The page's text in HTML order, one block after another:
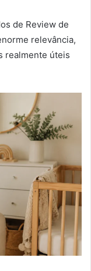
de Review de
relevância,
realmente úteis